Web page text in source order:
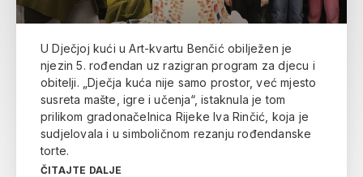
U Dječjoj kući u Art-kvartu Benčić obilježen je
njezin 5. rođendan uz razigran program za djecu i
obitelji. „Dječja kuća nije samo prostor, već mjesto
susreta mašte, igre i učenja“, istaknula je tom
prilikom gradonačelnica Rijeke Iva Rinčić, koja je
sudjelovala i u simboličnom rezanju rođendanske
torte.
ČITAJTE DALJE